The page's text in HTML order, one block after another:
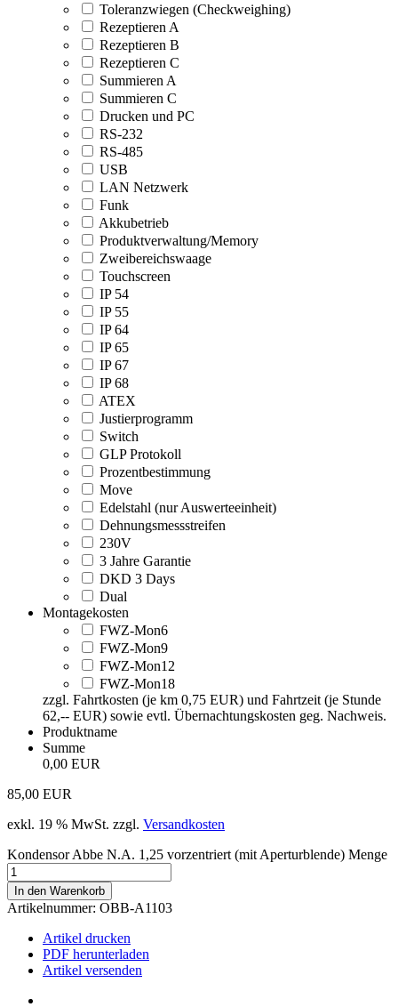
Toleranzwiegen (Checkweighing)
Rezeptieren A
Rezeptieren B
Rezeptieren C
Summieren A
Summieren C
Drucken und PC
RS-232
RS-485
USB
LAN Netzwerk
Funk
Akkubetrieb
Produktverwaltung/Memory
Zweibereichswaage
Touchscreen
IP 54
IP 55
IP 64
IP 65
IP 67
IP 68
ATEX
Justierprogramm
Switch
GLP Protokoll
Prozentbestimmung
Move
Edelstahl (nur Auswerteeinheit)
Dehnungsmessstreifen
230V
3 Jahre Garantie
DKD 3 Days
Dual
Montagekosten
FWZ-Mon6
FWZ-Mon9
FWZ-Mon12
FWZ-Mon18
zzgl. Fahrtkosten (je km 0,75 EUR) und Fahrtzeit (je Stunde
62,-- EUR) sowie evtl. Übernachtungskosten geg. Nachweis.
Produktname
Summe
0,00 EUR
85,00 EUR
exkl. 19 % MwSt. zzgl. Versandkosten
Kondensor Abbe N.A. 1,25 vorzentriert (mit Aperturblende) Menge
In den Warenkorb
Artikelnummer: OBB-A1103
Artikel drucken
PDF herunterladen
Artikel versenden